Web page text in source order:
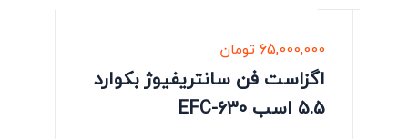
65,000,000تومان
اگزاست فن سانتریفیوژ بکوارد
5.5 اسب EFC-630